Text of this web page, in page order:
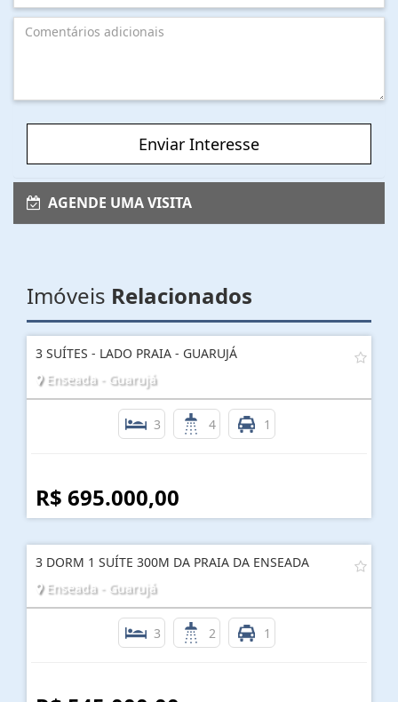
Enviar Interesse
AGENDE UMA VISITA
Imóveis Relacionados
3 SUÍTES - LADO PRAIA - GUARUJÁ
Enseada - Guarujá
3 4 1
R$ 695.000,00
3 DORM 1 SUÍTE 300M DA PRAIA DA ENSEADA
Enseada - Guarujá
3 2 1